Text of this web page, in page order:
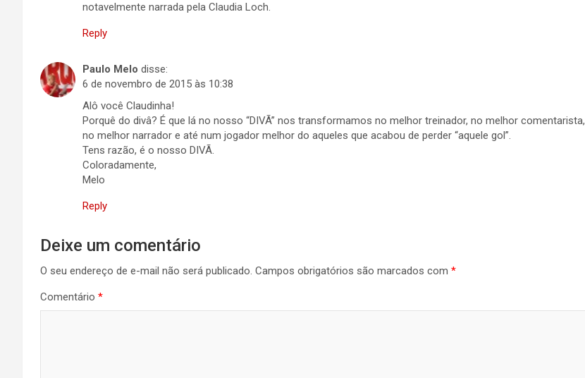
notavelmente narrada pela Claudia Loch.
Reply
Paulo Melo disse:
6 de novembro de 2015 às 10:38
Alô você Claudinha!
Porquê do divâ? É que lá no nosso “DIVÃ” nos transformamos no melhor treinador, no melhor comentarista,
no melhor narrador e até num jogador melhor do aqueles que acabou de perder “aquele gol”.
Tens razão, é o nosso DIVÃ.
Coloradamente,
Melo
Reply
Deixe um comentário
O seu endereço de e-mail não será publicado. Campos obrigatórios são marcados com *
Comentário *